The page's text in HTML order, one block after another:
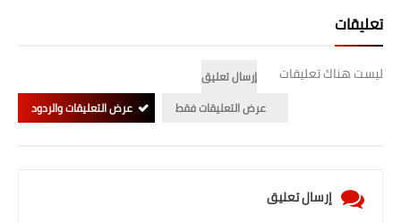
تعليقات
ليست هناك تعليقات
إرسال تعليق
عرض التعليقات فقط
عرض التعليقات والردود
إرسال تعليق